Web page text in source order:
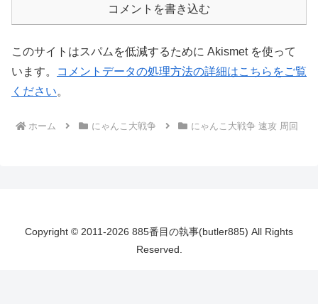
コメントを書き込む
このサイトはスパムを低減するために Akismet を使って
います。
コメントデータの処理方法の詳細はこちらをご覧
ください。
ホーム にゃんこ大戦争 にゃんこ大戦争 速攻 周回
Copyright © 2011-2026 885番目の執事(butler885) All Rights
Reserved.